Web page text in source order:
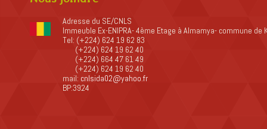
Adresse du SE/CNLS
Immeuble Ex-ENIPRA- 4ème Etage à Almamya- commune de
Tel: (+224) 624 19 62 83
(+224) 624 19 62 40
(+224) 664 47 61 49
(+224) 624 19 62 40
mail: cnlsida02@yahoo.fr
BP:3924